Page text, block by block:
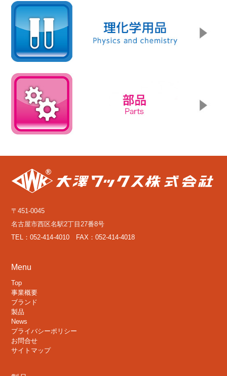
〒451-0045
名古屋市西区名駅2丁目27番8号
TEL：052-414-4010 FAX：052-414-4018
Menu
Top
事業概要
ブランド
製品
News
プライバシーポリシー
お問合せ
サイトマップ